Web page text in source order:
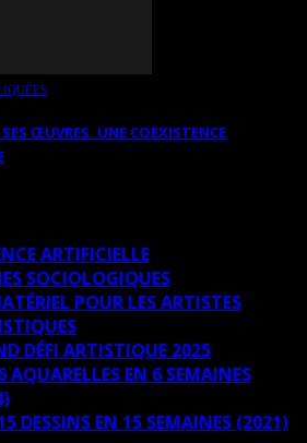
ŒUVRES. UNE COEXISTENCE
ARTIFICIELLE
SOCIOLOGIQUES
POUR LES ARTISTES
DÉFI ARTISTIQUE 2025
AQUARELLES EN 6 SEMAINES
DESSINS EN 15 SEMAINES (2021)